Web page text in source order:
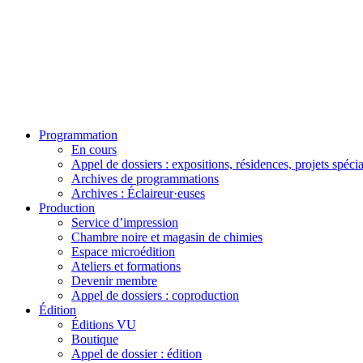
Programmation
En cours
Appel de dossiers : expositions, résidences, projets
Archives de programmations
Archives : Éclaireur·euses
Production
Service d’impression
Chambre noire et magasin de chimies
Espace microédition
Ateliers et formations
Devenir membre
Appel de dossiers : coproduction
Édition
Éditions VU
Boutique
Appel de dossier : édition